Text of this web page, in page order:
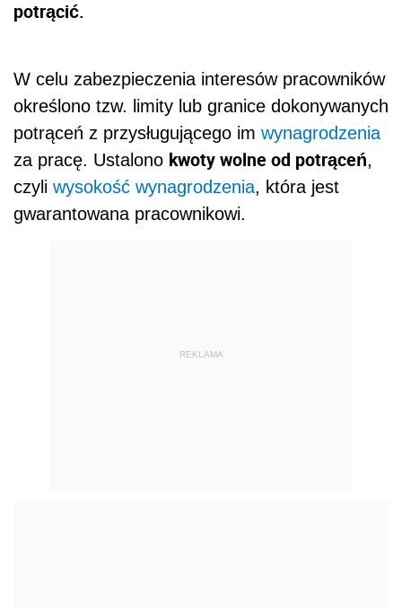
potrącić.
W celu zabezpieczenia interesów pracowników
określono tzw. limity lub granice dokonywanych
potrąceń z przysługującego im wynagrodzenia
za pracę. Ustalono kwoty wolne od potrąceń,
czyli wysokość wynagrodzenia, która jest
gwarantowana pracownikowi.
REKLAMA